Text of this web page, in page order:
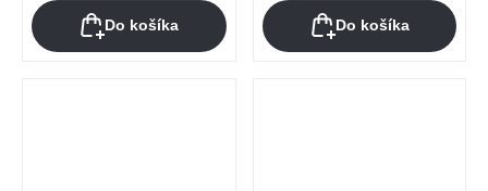
Do košíka Do košíka